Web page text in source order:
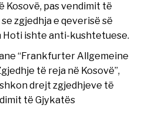
Kosovë, pas vendimit të
zgjedhja e qeverisë së
ishte anti-kushtetuese.
“Frankfurter Allgemeine
të reja në Kosovë”,
drejt zgjedhjeve të
të Gjykatës